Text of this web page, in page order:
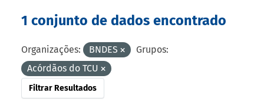
1 conjunto de dados encontrado
Organizações: BNDES
Grupos:
Acórdãos do TCU
Filtrar Resultados